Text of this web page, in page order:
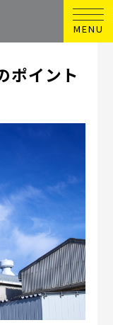
MENU
ポイント